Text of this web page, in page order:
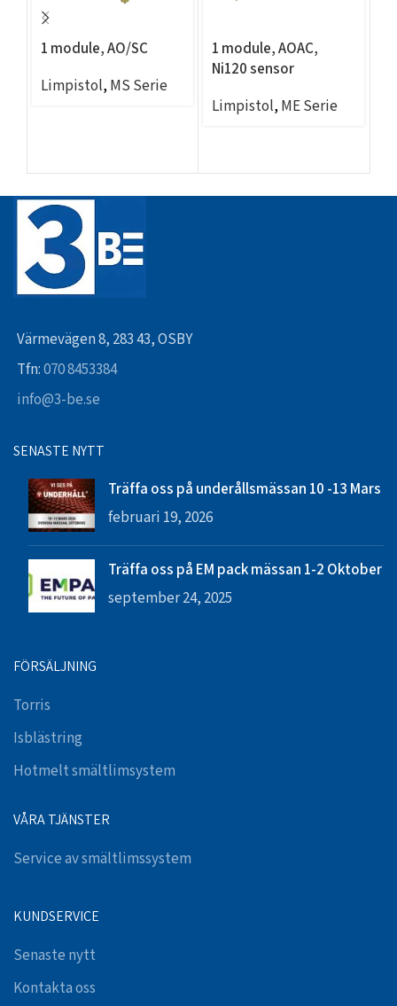
1 module, AO/SC
Limpistol, MS Serie
1 module, AOAC,
Ni120 sensor
Limpistol, ME Serie
Värmevägen 8, 283 43, OSBY
Tfn:070 8453384
info@3-be.se
SENASTE NYTT
Träffa oss på underållsmässan 10 -13 Mars
februari 19, 2026
Träffa oss på EM pack mässan 1-2 Oktober
september 24, 2025
FÖRSÄLJNING
Torris
Isblästring
Hotmelt smältlimsystem
VÅRA TJÄNSTER
Service av smältlimssystem
KUNDSERVICE
Senaste nytt
Kontakta oss